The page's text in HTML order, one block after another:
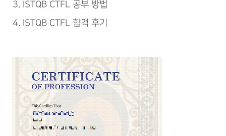
ISTQB CTFL 공부 방법
ISTQB CTFL 합격 후기